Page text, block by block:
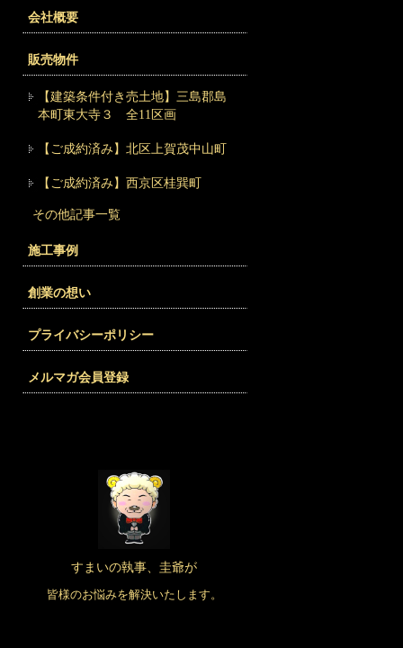
会社概要
販売物件
【建築条件付き売土地】三島郡島
本町東大寺３ 全11区画
【ご成約済み】北区上賀茂中山町
【ご成約済み】西京区桂巽町
その他記事一覧
施工事例
創業の想い
プライバシーポリシー
メルマガ会員登録
すまいの執事、圭爺が
皆様のお悩みを解決いたします。